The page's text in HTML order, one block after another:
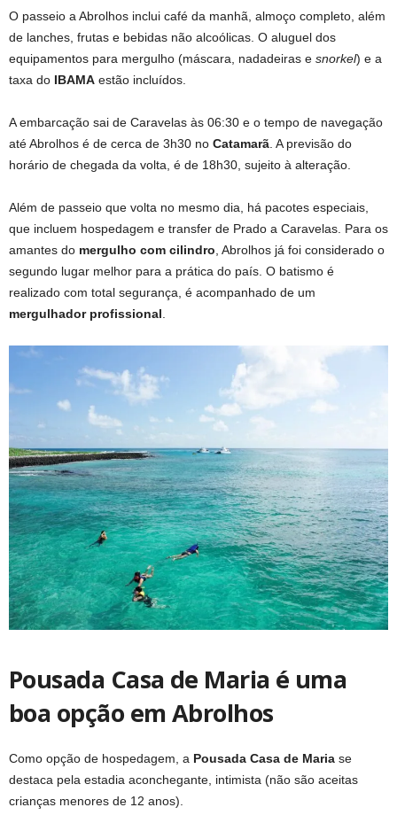
O passeio a Abrolhos inclui café da manhã, almoço completo, além
de lanches, frutas e bebidas não alcoólicas. O aluguel dos
equipamentos para mergulho (máscara, nadadeiras e snorkel) e a
taxa do IBAMA estão incluídos.
A embarcação sai de Caravelas às 06:30 e o tempo de navegação
até Abrolhos é de cerca de 3h30 no Catamarã . A previsão do
horário de chegada da volta, é de 18h30, sujeito à alteração.
Além de passeio que volta no mesmo dia, há pacotes especiais,
que incluem hospedagem e transfer de Prado a Caravelas. Para os
amantes do mergulho com cilindro , Abrolhos já foi considerado o
segundo lugar melhor para a prática do país. O batismo é
realizado com total segurança, é acompanhado de um
mergulhador profissional
Pousada Casa de Maria é uma
boa opção em Abrolhos
Como opção de hospedagem, a Pousada Casa de Maria se
destaca pela estadia aconchegante, intimista (não são aceitas
crianças menores de 12 anos).